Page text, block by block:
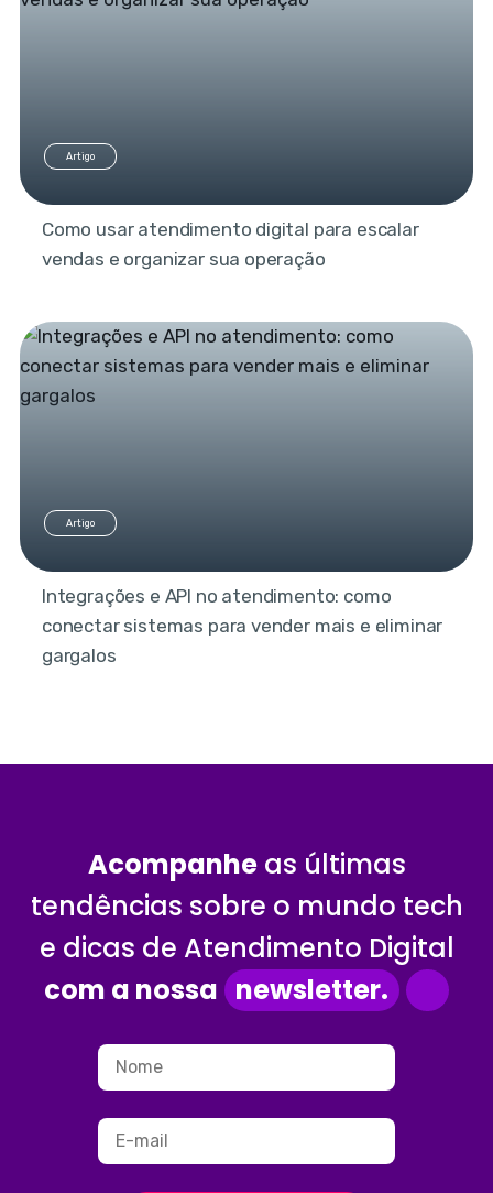
Artigo
Como usar atendimento digital para escalar
vendas e organizar sua operação
Artigo
Integrações e API no atendimento: como
conectar sistemas para vender mais e eliminar
gargalos
Acompanheas últimas
tendências sobre o mundo tech
e dicas de Atendimento Digital
com a nossa newsletter.